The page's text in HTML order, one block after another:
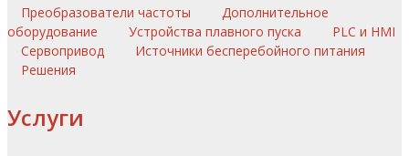
Преобразователи частоты
Дополнительное
оборудование
Устройства плавного пуска
PLC и HMI
Сервопривод
Источники бесперебойного питания
Решения
Услуги